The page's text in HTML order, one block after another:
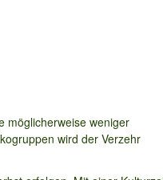
möglicherweise weniger
wird der Verzehr